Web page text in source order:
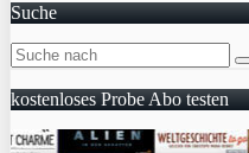
Suche
kostenloses Probe Abo testen